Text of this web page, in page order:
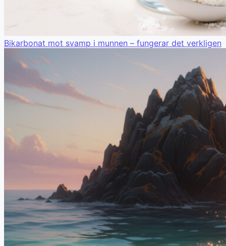
Bikarbonat mot svamp i munnen – fungerar det verkligen